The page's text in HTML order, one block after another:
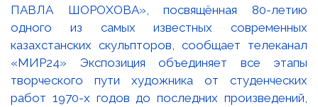
ПАВЛА ШОРОХОВА», посвящённая 80-летию
одного из самых известных современных
казахстанских скульпторов, сообщает телеканал
«МИР24» Экспозиция объединяет все этапы
творческого пути художника от студенческих
работ 1970-х годов до последних произведений,